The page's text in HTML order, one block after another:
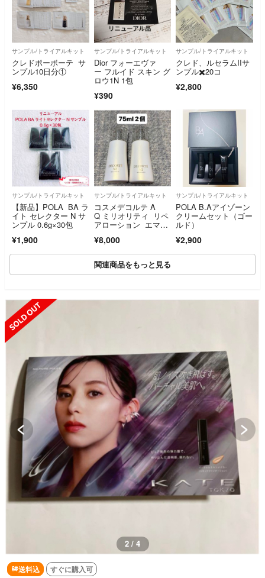
サンプル/トライアルキット
クレドポーボーテ サ
ンプル10日分①
¥6,350
サンプル/トライアルキット
Dior フォーエヴァ
ー フルイド スキン グ
ロウ1N 1包
¥390
サンプル/トライアルキット
クレド、ルセラムIIサ
ンプル✖️20コ
¥2,800
サンプル/トライアルキット
【新品】POLA BA ラ
イト セレクター N サ
ンプル 0.6g×30包
¥1,900
サンプル/トライアルキット
コスメデコルテ A
Q ミリオリティ リペ
アローション エマル
¥8,000
サンプル/トライアルキット
POLA B.Aアイゾーン
クリームセット（ゴー
ルド）
¥2,900
関連商品をもっと見る
SOLD OUT
3 / 4
送料込 すぐに購入可